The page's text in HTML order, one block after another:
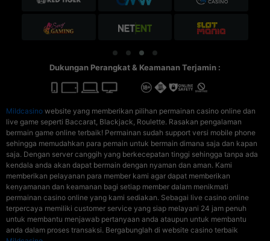
Dukungan Perangkat & Keamanan Terjamin :
Mildcasino website yang memberikan pilihan permainan casino online dan
live game seperti Baccarat, Blackjack, Roulette. Rasakan pengalaman
bermain game online terbaik! Permainan sudah support versi mobile phone
sehingga memudahkan para pemain untuk bermain dimana saja dan kapan
saja. Dengan server canggih yang berkecepatan tinggi sehingga tanpa ada
kendala anda akan dapat bermain dengan nyaman dan aman. Kami
memberikan pelayanan para member kami agar dapat memberikan
kenyamanan dan keamanan bagi setiap member dalam menikmati
permainan casino online yang kami sediakan. Sebagai live casino online
terpercaya memiliki customer service yang siap melayani 24 jam penuh
untuk membantu menjawab pertanyaan anda ataupun untuk membantu
anda dalam proses transaksi. Bergabunglah di website casino terbaik